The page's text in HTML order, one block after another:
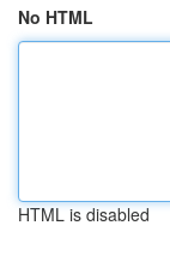
No HTML
HTML is disabled